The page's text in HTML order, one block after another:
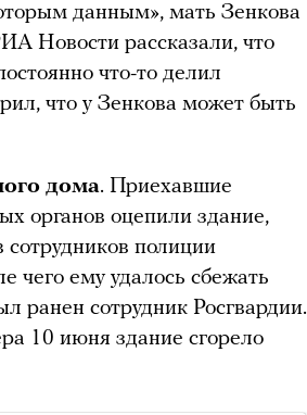
данным», мать Зенкова
Новости рассказали, что
что-то делил
что у Зенкова может быть
дома. Приехавшие
органов оцепили здание,
сотрудников полиции
чего ему удалось сбежать
ранен сотрудник Росгвардии.
10 июня здание сгорело